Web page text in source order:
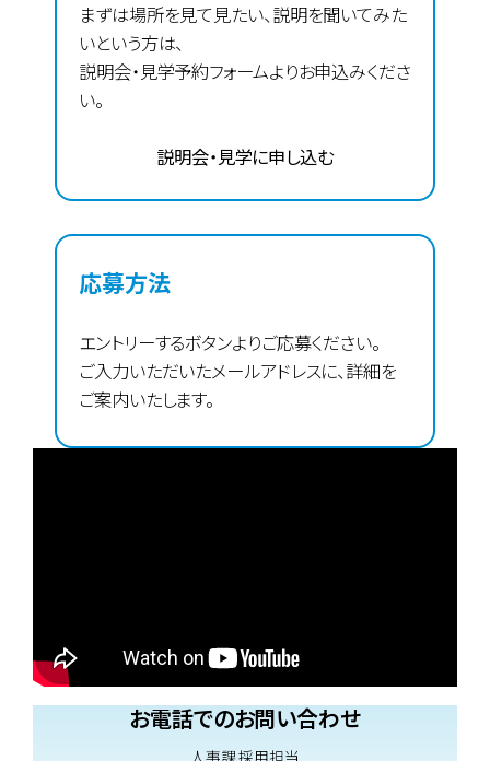
まずは場所を見て見たい、説明を聞いてみた
いという方は、
説明会・見学予約フォームよりお申込みくださ
い。
説明会・見学に申し込む
応募方法
エントリーするボタンよりご応募ください。
ご入力いただいたメールアドレスに、詳細を
ご案内いたします。
お電話でのお問い合わせ
人事課 採用担当